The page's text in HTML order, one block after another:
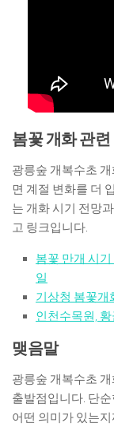
봄꽃 개화 관
광릉숲 개복수초
면 계절 변화를 더
는 개화 시기 전망
고 링크입니다.
봄꽃 만개 시
일
기상청 봄꽃개
인천수목원,
맺음말
광릉숲 개복수초
출발점입니다. 단
어떤 의미가 있는